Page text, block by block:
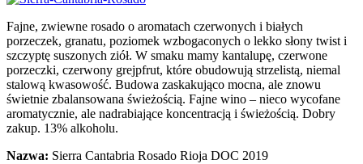
Fajne, zwiewne rosado o aromatach czerwonych i białych
porzeczek, granatu, poziomek wzbogaconych o lekko słony twist i
szczyptę suszonych ziół. W smaku mamy kantalupę, czerwone
porzeczki, czerwony grejpfrut, które obudowują strzelistą, niemal
stalową kwasowość. Budowa zaskakująco mocna, ale znowu
świetnie zbalansowana świeżością. Fajne wino – nieco wycofane
aromatycznie, ale nadrabiające koncentracją i świeżością. Dobry
zakup. 13% alkoholu.
Nazwa: Sierra Cantabria Rosado Rioja DOC 2019